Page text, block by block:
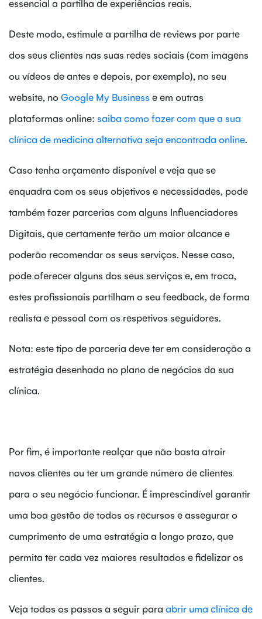
essencial a partilha de experiências reais.
Deste modo, estimule a partilha de reviews por parte
dos seus clientes nas suas redes sociais (com imagens
ou vídeos de antes e depois, por exemplo), no seu
website, noGoogle My Business e em outras
plataformas online: saiba como fazer com que a sua
clínica de medicina alternativa seja encontrada online.
Caso tenha orçamento disponível e veja que se
enquadra com os seus objetivos e necessidades, pode
também fazer parcerias com alguns Influenciadores
Digitais, que certamente terão um maior alcance e
poderão recomendar os seus serviços. Nesse caso,
pode oferecer alguns dos seus serviços e, em troca,
estes profissionais partilham o seu feedback, de forma
realista e pessoal com os respetivos seguidores.
Nota: este tipo de parceria deve ter em consideração a
estratégia desenhada no plano de negócios da sua
clínica.
Por fim, é importante realçar que não basta atrair
novos clientes ou ter um grande número de clientes
para o seu negócio funcionar. É imprescindível garantir
uma boa gestão de todos os recursos e assegurar o
cumprimento de uma estratégia a longo prazo, que
permita ter cada vez maiores resultados e fidelizar os
clientes.
Veja todos os passos a seguir para abrir uma clínica de